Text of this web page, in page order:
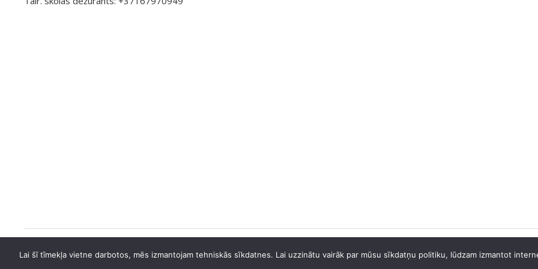
Ashe Tēma, koWP Royal.
Lai šī tīmekļa vietne darbotos, mēs izmantojam tehniskās sīkdatnes. Lai uzzinātu vairāk par mūsu sīkdatņu politiku, lūdzam izmantot